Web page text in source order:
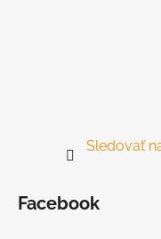
Sledovať
Facebook